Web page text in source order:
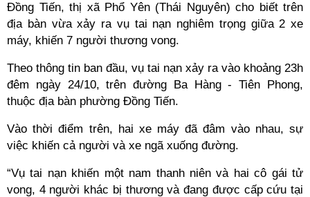
Đồng Tiến, thị xã Phổ Yên (Thái Nguyên) cho biết trên
địa bàn vừa xảy ra vụ tai nạn nghiêm trọng giữa 2 xe
máy, khiến 7 người thương vong.
Theo thông tin ban đầu, vụ tai nạn xảy ra vào khoảng 23h
đêm ngày 24/10, trên đường Ba Hàng - Tiên Phong,
thuộc địa bàn phường Đồng Tiến.
Vào thời điểm trên, hai xe máy đã đâm vào nhau, sự
việc khiến cả người và xe ngã xuống đường.
“Vụ tai nạn khiến một nam thanh niên và hai cô gái tử
vong, 4 người khác bị thương và đang được cấp cứu tại